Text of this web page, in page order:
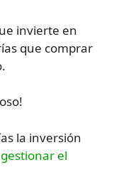
invierte en
que comprar
la inversión
gestionar el